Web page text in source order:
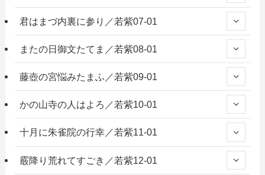
君はまづ内裏に参り／若紫07-01
またの日御文たてま／若紫08-01
藤壺の宮悩みたまふ／若紫09-01
かの山寺の人はよろ／若紫10-01
十月に朱雀院の行幸／若紫11-01
霰降り荒れてすごき／若紫12-01